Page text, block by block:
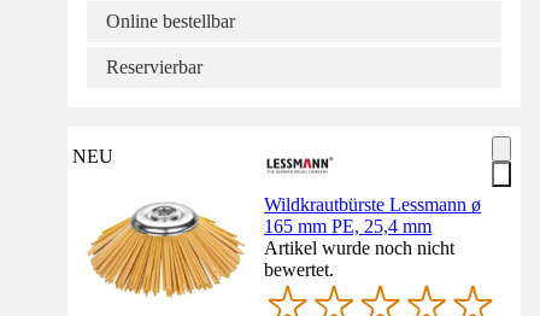
Online bestellbar
Reservierbar
NEU
Wildkrautbürste Lessmann ø
165 mm PE, 25,4 mm
Artikel wurde noch nicht
bewertet.